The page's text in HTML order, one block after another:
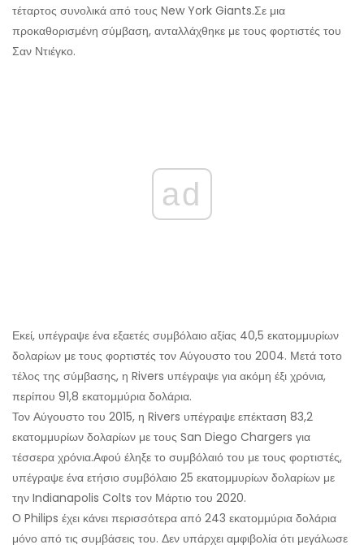
τέταρτος συνολικά από τους New York Giants.Σε μια
προκαθορισμένη σύμβαση, ανταλλάχθηκε με τους φορτιστές του
Σαν Ντιέγκο.
ad
Εκεί, υπέγραψε ένα εξαετές συμβόλαιο αξίας 40,5 εκατομμυρίων
δολαρίων με τους φορτιστές τον Αύγουστο του 2004. Μετά τοτο
τέλος της σύμβασης, η Rivers υπέγραψε για ακόμη έξι χρόνια,
περίπου 91,8 εκατομμύρια δολάρια.
Τον Αύγουστο του 2015, η Rivers υπέγραψε επέκταση 83,2
εκατομμυρίων δολαρίων με τους San Diego Chargers για
τέσσερα χρόνια.Αφού έληξε το συμβόλαιό του με τους φορτιστές,
υπέγραψε ένα ετήσιο συμβόλαιο 25 εκατομμυρίων δολαρίων με
την Indianapolis Colts τον Μάρτιο του 2020.
Ο Philips έχει κάνει περισσότερα από 243 εκατομμύρια δολάρια
μόνο από τις συμβάσεις του. Δεν υπάρχει αμφιβολία ότι μεγάλωσε